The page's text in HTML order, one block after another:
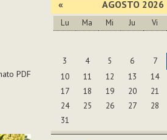
PDF
« AGOSTO 2026
Lu Ma Mi Ju Vi
3
4 5 6 7
10
11 12 13 14
17
18 19 20 21
24
25 26 27 28
31